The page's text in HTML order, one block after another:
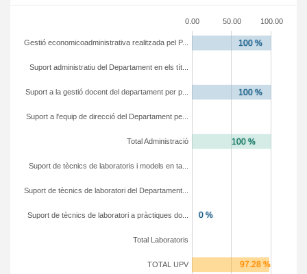
0.00 50.00 100.00
TOTAL UPV
Total Laboratoris
Suport de tècnics de laboratori a pràctiques do...
Suport de tècnics de laboratori del Departament...
Suport de tècnics de laboratoris i models en ta...
Total Administració
Suport a l'equip de direcció del Departament pe...
Suport a la gestió docent del departament per p...
Suport administratiu del Departament en els tít...
Gestió economicoadministrativa realitzada pel P...